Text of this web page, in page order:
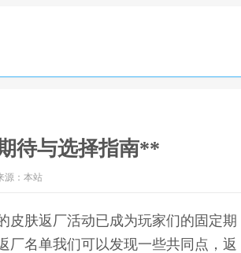
待与选择指南**
源：本站
肤返厂活动已成为玩家们的固定期
厂名单我们可以发现一些共同点，返